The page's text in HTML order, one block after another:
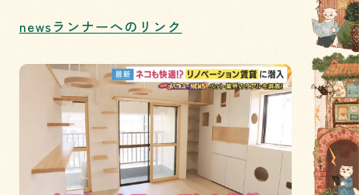
newsランナーへのリンク